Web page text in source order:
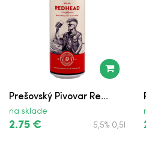
Prešovský Pivovar Re...
na sklade
2.75 € 5,5% 0,5l